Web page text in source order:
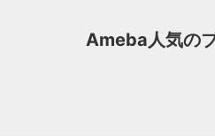
Ameba人気の